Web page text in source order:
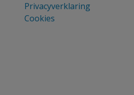
Privacyverklaring
Cookies